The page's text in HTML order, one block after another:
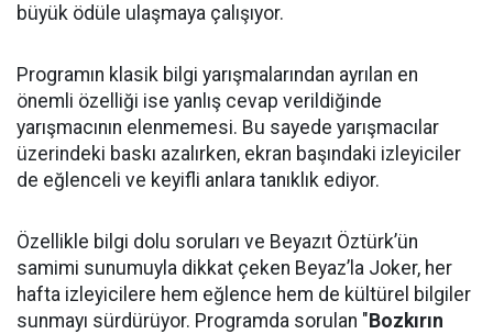
büyük ödüle ulaşmaya çalışıyor.
Programın klasik bilgi yarışmalarından ayrılan en
önemli özelliği ise yanlış cevap verildiğinde
yarışmacının elenmemesi. Bu sayede yarışmacılar
üzerindeki baskı azalırken, ekran başındaki izleyiciler
de eğlenceli ve keyifli anlara tanıklık ediyor.
Özellikle bilgi dolu soruları ve Beyazıt Öztürk’ün
samimi sunumuyla dikkat çeken Beyaz’la Joker, her
hafta izleyicilere hem eğlence hem de kültürel bilgiler
sunmayı sürdürüyor. Programda sorulan " Bozkırın